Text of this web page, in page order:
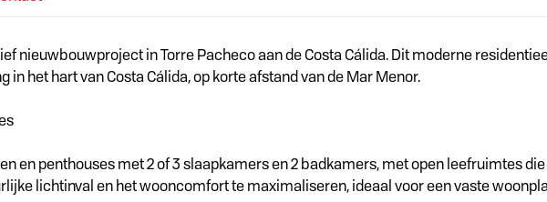
nieuwbouwproject in Torre Pacheco aan de Costa Cálida. Dit moderne
het hart van Costa Cálida, op korte afstand van de Mar Menor.
en penthouses met 2 of 3 slaapkamers en 2 badkamers, met open leefruimtes
lichtinval en het wooncomfort te maximaliseren, ideaal voor een vaste